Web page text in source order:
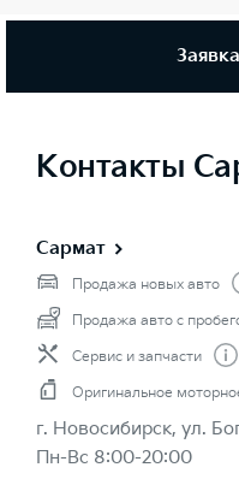
Контакты
Сармат
Продажа новых авто
Продажа авто с
Сервис и запчасти
Оригинальное
г. Новосибирск, ул.
Пн-Вс 8:00-20:00